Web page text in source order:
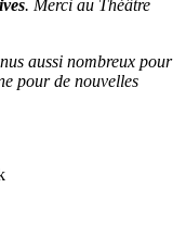
. Merci au Théâtre
aussi nombreux pour
pour de nouvelles